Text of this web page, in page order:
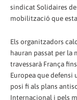
sindicat Solidaires
mobilització que
Els organitzadors
hauran passat per la
travessarà França
Europea que
posi fi als plans
Internacional i pels